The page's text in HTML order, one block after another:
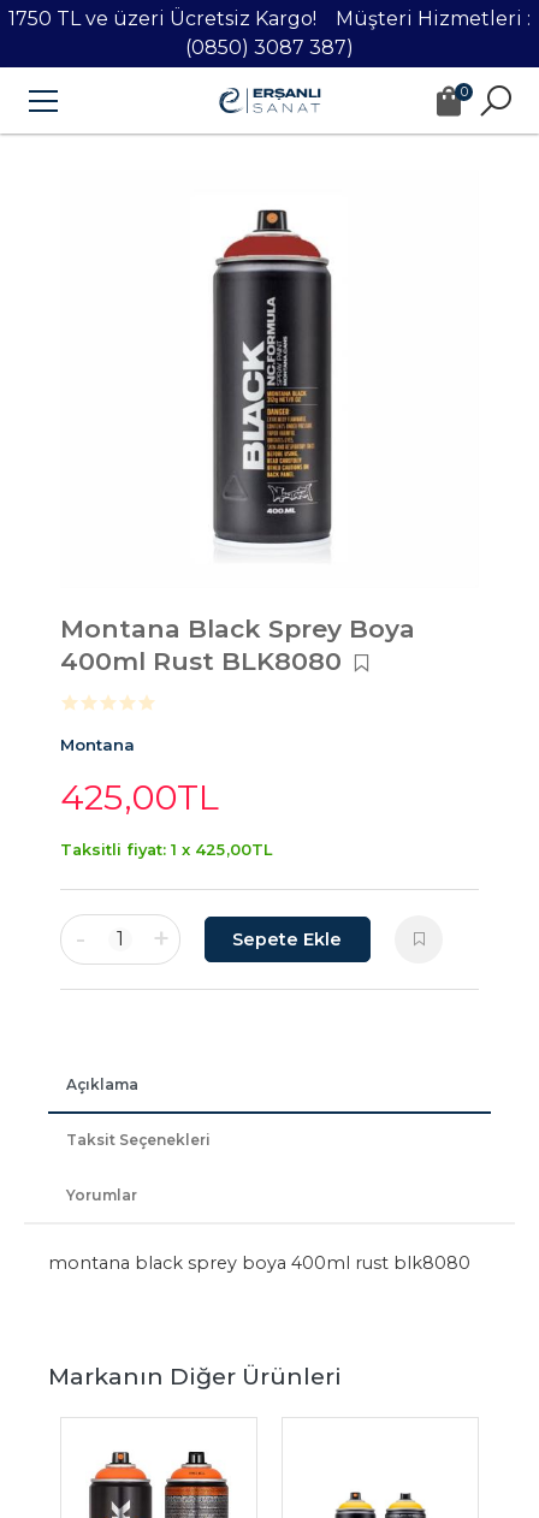
1750 TL ve üzeri Ücretsiz Kargo! Müşteri Hizmetleri :
(0850) 3087 387)
0
Montana Black Sprey Boya
400ml Rust BLK8080
Montana
425,00TL
Taksitli fiyat: 1 x 425,00TL
- 1 + Sepete Ekle
Açıklama
Taksit Seçenekleri
Yorumlar
montana black sprey boya 400ml rust blk8080
Markanın Diğer Ürünleri